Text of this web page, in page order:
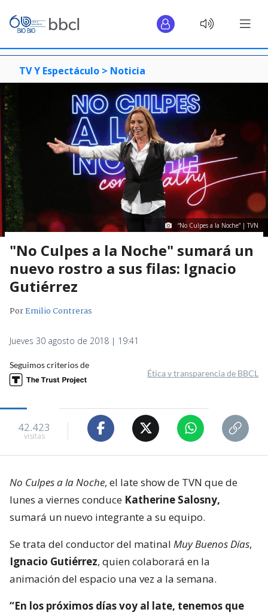
TV Y Espectáculo > Noticia
“No Culpes a la Noche” | TVN
"No Culpes a la Noche" sumará un
nuevo rostro a sus filas: Ignacio
Gutiérrez
PorEmilio Contreras
Jueves 30 agosto de 2018 | 19:41
Seguimos criterios de
Ética y transparencia de BBCL
42.423
visitas
No Culpes a la Noche, el late show de TVN que de
lunes a viernes conduce Katherine Salosny,
sumará un nuevo integrante a su equipo.
Se trata del conductor del matinal Muy Buenos Días,
Ignacio Gutiérrez, quien colaborará en la
animación del espacio una vez a la semana.
“En los próximos días voy al late, tenemos que